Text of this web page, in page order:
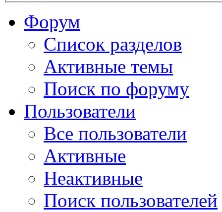
Форум
Список разделов
Активные темы
Поиск по форуму
Пользователи
Все пользователи
Активные
Неактивные
Поиск пользователей